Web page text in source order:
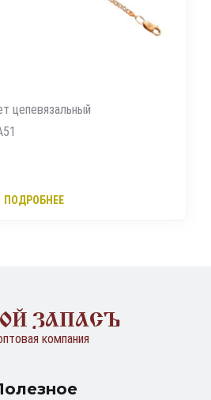
цепевязальный
ПОДРОБНЕЕ
ЗАПАСЪ
компания